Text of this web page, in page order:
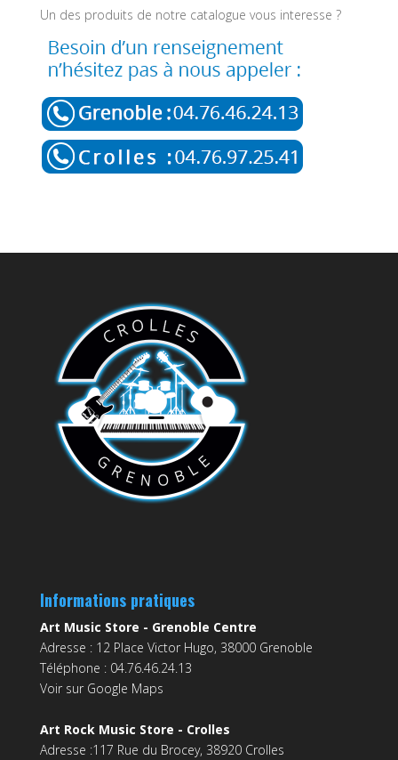
Un des produits de notre catalogue vous interesse ?
Informations pratiques
Art Music Store - Grenoble Centre
Adresse : 12 Place Victor Hugo, 38000 Grenoble
Téléphone : 04.76.46.24.13
Voir sur Google Maps
Art Rock Music Store - Crolles
Adresse :117 Rue du Brocey, 38920 Crolles